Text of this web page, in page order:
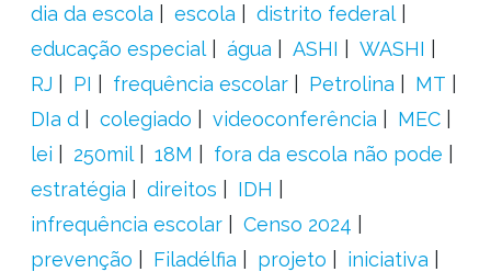
dia da escola
escola
distrito federal
educação especial
água ASHI
WASHI
RJ
PI frequência escolar Petrolina
MT
DIa d
colegiado videoconferência
MEC
lei
250mil 18M
fora da escola não pode
estratégia
direitos
IDH
infrequência escolar
Censo 2024
prevenção
Filadélfia projeto
iniciativa